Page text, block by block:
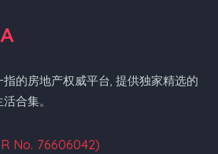
的房地产权威平台, 提供独家精选的
合集。
No. 76606042)